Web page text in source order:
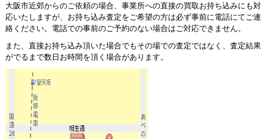
大阪市近郊からのご依頼の場合、事業所への直接の買取お持ち込みにも対
応いたしますが、お持ち込み査定をご希望の方は必ず事前に電話にてご連
絡ください。電話での事前のご予約のない場合はご対応できません。
また、直接お持ち込み頂いた場合でもその場での査定ではなく、査定結果
がでるまで数日お時間を頂く場合があります。